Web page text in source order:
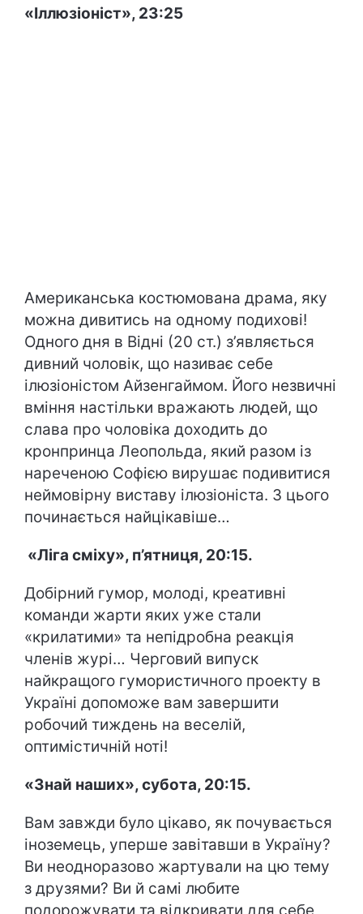
«Іллюзіоніст», 23:25
Американська костюмована драма, яку
можна дивитись на одному подихові!
Одного дня в Відні (20 ст.) з’являється
дивний чоловік, що називає себе
ілюзіоністом Айзенгаймом. Його незвичні
вміння настільки вражають людей, що
слава про чоловіка доходить до
кронпринца Леопольда, який разом із
нареченою Софією вирушає подивитися
неймовірну виставу ілюзіоніста. З цього
починається найцікавіше…
«Ліга сміху», п’ятниця, 20:15.
Добірний гумор, молоді, креативні
команди жарти яких уже стали
«крилатими» та непідробна реакція
членів журі… Черговий випуск
найкращого гумористичного проекту в
Україні допоможе вам завершити
робочий тиждень на веселій,
оптимістичній ноті!
«Знай наших», субота, 20:15.
Вам завжди було цікаво, як почувається
іноземець, уперше завітавши в Україну?
Ви неодноразово жартували на цю тему
з друзями? Ви й самі любите